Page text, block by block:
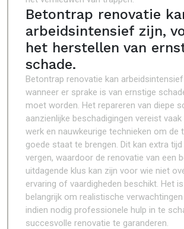
Betontrap renovatie
arbeidsintensief zijn,
het herstellen van
schade.
Betontrap renovatie kan
wanneer er sprake is van ernstige
moet worden. Het repareren van diepe
aanzienlijke beschadigingen vereist
werk en nauwkeurige technieken om de
goede staat te brengen. Dit kan extra
vergen, waardoor de renovatie van een
uitdagende klus kan zijn voor wie niet
ervaring of vaardigheden beschikt. Het
belangrijk om realistische
indien nodig professionele hulp in te
succesvolle renovatie te garanderen.